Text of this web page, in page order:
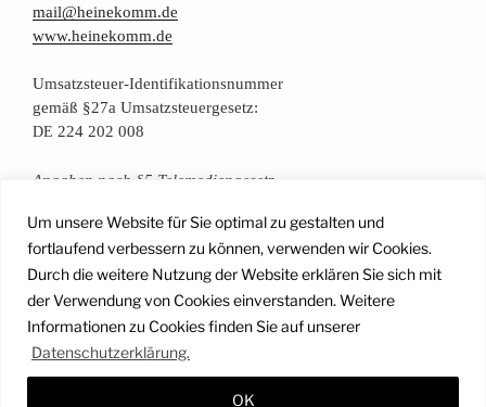
Um unsere Website für Sie optimal zu gestalten und
fortlaufend verbessern zu können, verwenden wir Cookies.
Durch die weitere Nutzung der Website erklären Sie sich mit
der Verwendung von Cookies einverstanden. Weitere
Informationen zu Cookies finden Sie auf unserer
Datenschutzerklärung.
OK
mail@heinekomm.de
www.heinekomm.de
Umsatz­steu­er-Iden­ti­fi­ka­ti­ons­num­mer
gemäß §27a Umsatzsteuergesetz:
DE 224 202 008
Anga­ben nach §5 Telemediengesetz
Daten­schutz­er­klä­rung
FacebookInstagramYouTubeMail